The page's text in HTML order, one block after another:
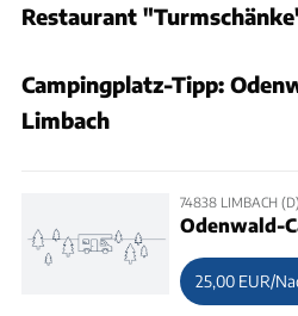
Restaurant
Campingplatz-Tipp:
Limbach
74838 LIMBACH (D)
Odenwald-
25,00 EUR/